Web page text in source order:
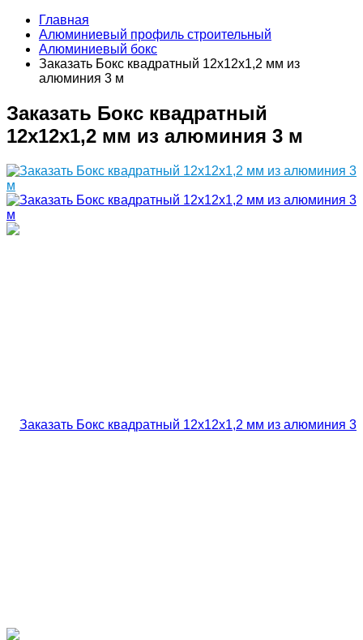
Главная
Алюминиевый профиль строительный
Алюминиевый бокс
Заказать Бокс квадратный 12х12х1,2 мм из
алюминия 3 м
Заказать Бокс квадратный
12х12х1,2 мм из алюминия 3 м